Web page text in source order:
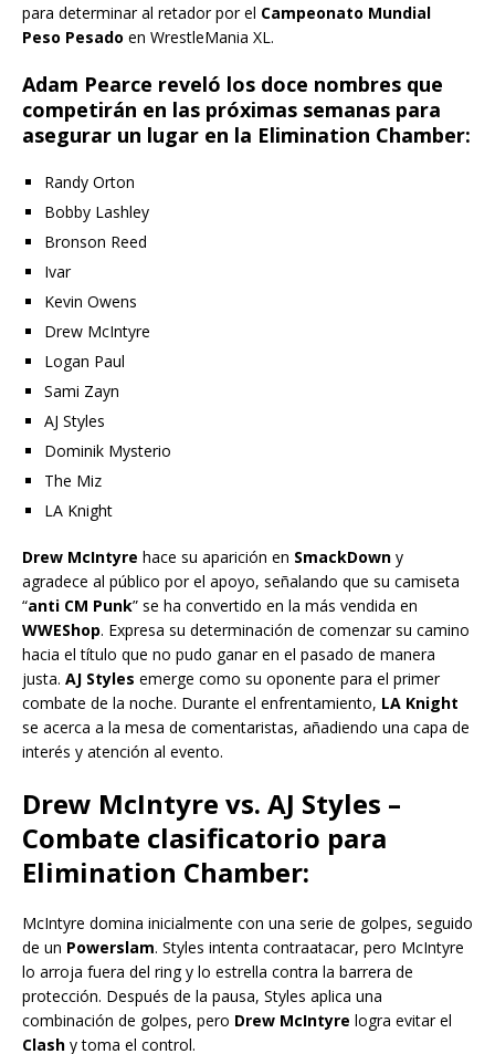
para determinar al retador por el Campeonato Mundial
Peso Pesado en WrestleMania XL.
Adam Pearce reveló los doce nombres que
competirán en las próximas semanas para
asegurar un lugar en la Elimination Chamber:
Randy Orton
Bobby Lashley
Bronson Reed
Ivar
Kevin Owens
Drew McIntyre
Logan Paul
Sami Zayn
AJ Styles
Dominik Mysterio
The Miz
LA Knight
Drew McIntyre hace su aparición en SmackDown y
agradece al público por el apoyo, señalando que su camiseta
“anti CM Punk” se ha convertido en la más vendida en
WWEShop. Expresa su determinación de comenzar su camino
hacia el título que no pudo ganar en el pasado de manera
justa. AJ Styles emerge como su oponente para el primer
combate de la noche. Durante el enfrentamiento, LA Knight
se acerca a la mesa de comentaristas, añadiendo una capa de
interés y atención al evento.
Drew McIntyre vs. AJ Styles –
Combate clasificatorio para
Elimination Chamber:
McIntyre domina inicialmente con una serie de golpes, seguido
de un Powerslam. Styles intenta contraatacar, pero McIntyre
lo arroja fuera del ring y lo estrella contra la barrera de
protección. Después de la pausa, Styles aplica una
combinación de golpes, pero Drew McIntyre logra evitar el
Clash y toma el control.